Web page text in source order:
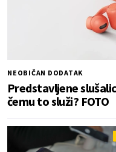
NEOBIČAN DODATAK
Predstavljene
čemu to služi? FOTO